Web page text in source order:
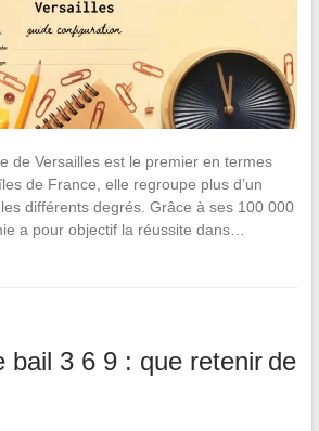
de Versailles est le premier en termes
de France, elle regroupe plus d’un
différents degrés. Grâce à ses 100 000
a pour objectif la réussite dans…
bail 3 6 9 : que retenir de